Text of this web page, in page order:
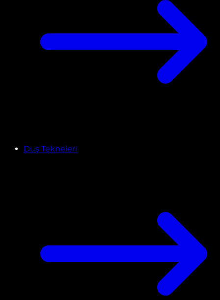
Duş Tekneleri